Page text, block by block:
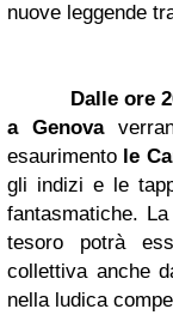
nuove leggende
Dalle ore
a Genova
esaurimento le
gli indizi e le
fantasmatiche.
tesoro potrà
collettiva anche
nella ludica